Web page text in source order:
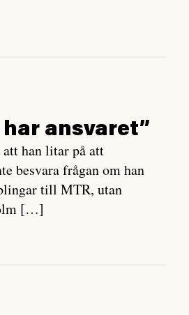
ansvaret”
han litar på att
besvara frågan om han
till MTR, utan
[…]